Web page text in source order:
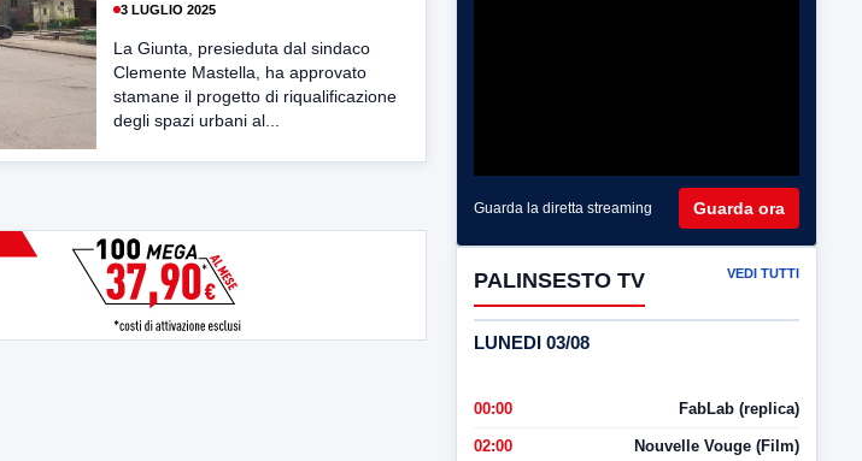
3 LUGLIO 2025
La Giunta, presieduta dal sindaco
Clemente Mastella, ha approvato
stamane il progetto di riqualificazione
degli spazi urbani al...
Guarda la diretta streaming Guarda ora
PALINSESTO TV VEDI TUTTI
LUNEDI 03/08
00:00 FabLab (replica)
02:00 Nouvelle Vouge (Film)